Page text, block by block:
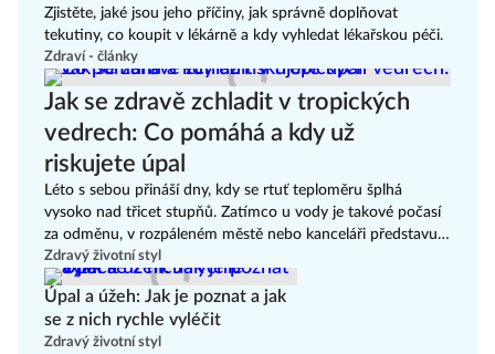
Zjistěte, jaké jsou jeho příčiny, jak správně doplňovat
tekutiny, co koupit v lékárně a kdy vyhledat lékařskou péči.
Zdraví - články
Jak se zdravě zchladit v tropických
vedrech: Co pomáhá a kdy už
riskujete úpal
Léto s sebou přináší dny, kdy se rtuť teploměru šplhá
vysoko nad třicet stupňů. Zatímco u vody je takové počasí
za odměnu, v rozpáleném městě nebo kanceláři představuje
pro lidský organismus značnou zátěž. Extrémní teploty s
sebou nesou řadu zdravotních rizik, která mohou potrápit i
jinak zcela zdravé jedince. Základem pro bezpečné zvládnutí
vln veder je správná termoregulace, dostatečná hydratace a
znalost limitů vlastního těla.
Zdravý životní styl
Úpal a úžeh: Jak je poznat a jak
se z nich rychle vyléčit
Zdravý životní styl